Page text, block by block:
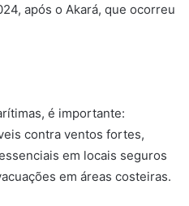
após o Akará, que ocorreu
é importante:
contra ventos fortes,
em locais seguros
em áreas costeiras.